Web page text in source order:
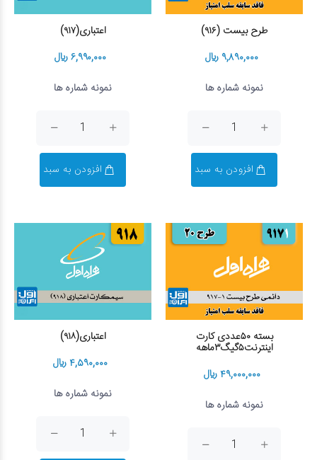
طرح بیست (۹۱۶)
۹,۸۹۰,۰۰۰ ریال
نمونه شماره ها
افزودن به سبد
اعتباری(۹۱۷)
۶,۹۹۰,۰۰۰ ریال
نمونه شماره ها
افزودن به سبد
بسته ۵۰عددی کارت
اینترنت۵گیگ۳ماهه
۴۹,۰۰۰,۰۰۰ ریال
نمونه شماره ها
اعتباری(۹۱۸)
۴,۵۹۰,۰۰۰ ریال
نمونه شماره ها